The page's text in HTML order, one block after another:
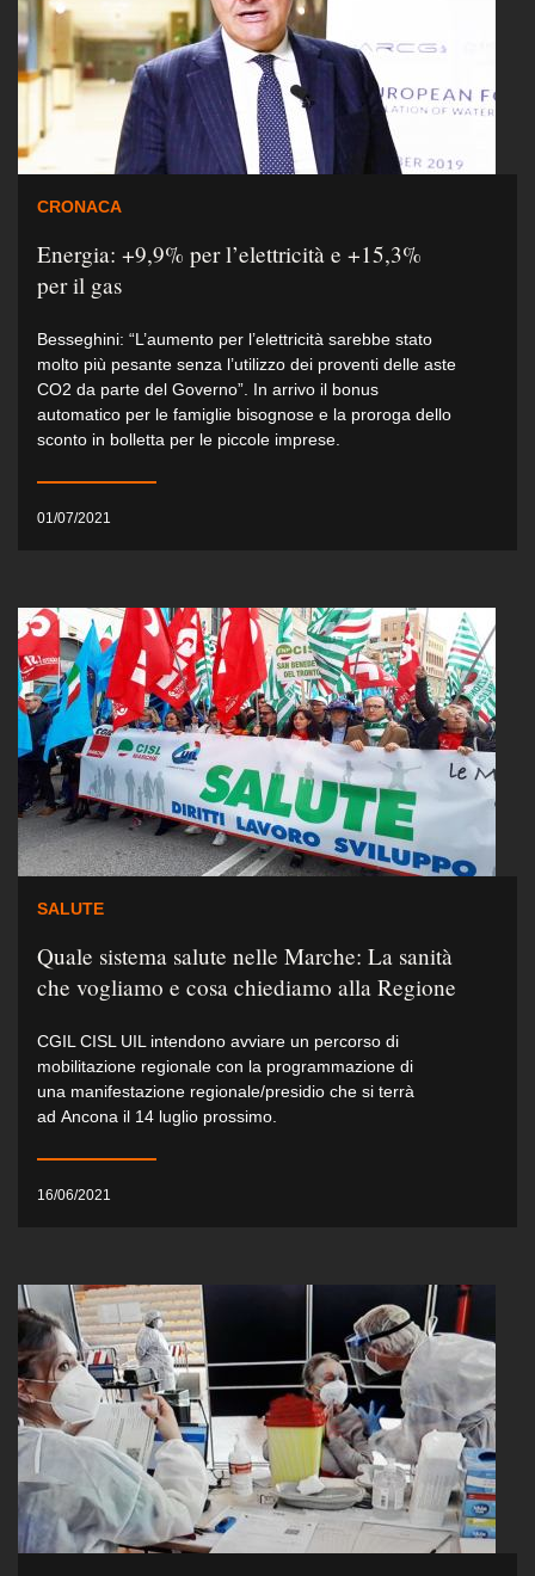
CRONACA
Energia: +9,9% per l’elettricità e +15,3%
per il gas
Besseghini: “L’aumento per l’elettricità sarebbe stato
molto più pesante senza l’utilizzo dei proventi delle aste
CO2 da parte del Governo”. In arrivo il bonus
automatico per le famiglie bisognose e la proroga dello
sconto in bolletta per le piccole imprese.
01/07/2021
SALUTE
Quale sistema salute nelle Marche: La sanità
che vogliamo e cosa chiediamo alla Regione
CGIL CISL UIL intendono avviare un percorso di
mobilitazione regionale con la programmazione di
una manifestazione regionale/presidio che si terrà
ad Ancona il 14 luglio prossimo.
16/06/2021